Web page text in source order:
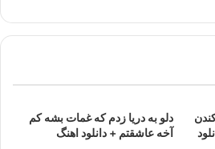
دلو به دریا زدم که غمات بشه کم
آخه عاشقتم + دانلود اهنگ